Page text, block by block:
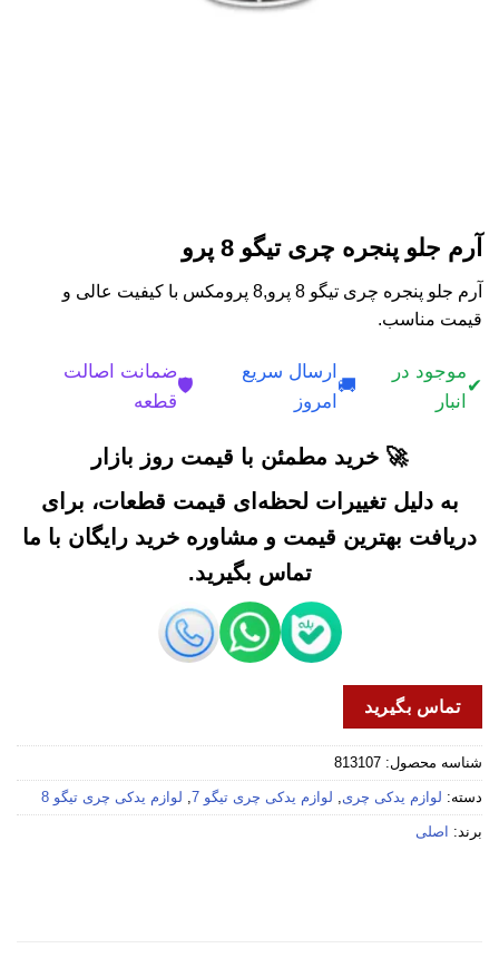
آرم جلو پنجره چری تیگو 8 پرو
آرم جلو پنجره چری تیگو 8 پرو,8 پرومکس با کیفیت عالی و
قیمت مناسب.
✔
موجود در
انبار
🚚
ارسال سریع
امروز
🛡️
ضمانت اصالت
قطعه
🚀 خرید مطمئن با قیمت روز بازار
به دلیل تغییرات لحظه‌ای قیمت قطعات، برای
دریافت بهترین قیمت و مشاوره خرید رایگان با ما
تماس بگیرید.
تماس بگیرید
شناسه محصول: 813107
دسته: لوازم یدکی چری, لوازم یدکی چری تیگو 7 , لوازم یدکی چری تیگو 8
برند: اصلی